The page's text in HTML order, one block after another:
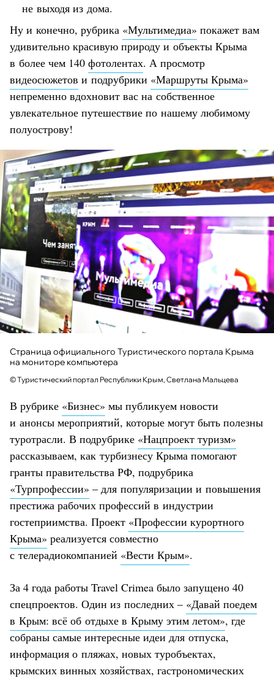
не выходя из дома.
Ну и конечно, рубрика «Мультимедиа» покажет вам
удивительно красивую природу и объекты Крыма
в более чем 140 фотолентах. А просмотр
видеосюжетов и подрубрики «Маршруты Крыма»
непременно вдохновит вас на собственное
увлекательное путешествие по нашему любимому
полуострову!
Страница официального Туристического портала Крыма
на мониторе компьютера
© Туристический портал Республики Крым, Светлана Мальцева
В рубрике «Бизнес» мы публикуем новости
и анонсы мероприятий, которые могут быть полезны
туротрасли. В подрубрике «Нацпроект туризм»
рассказываем, как турбизнесу Крыма помогают
гранты правительства РФ, подрубрика
«Турпрофессии» – для популяризации и повышения
престижа рабочих профессий в индустрии
гостеприимства. Проект «Профессии курортного
Крыма» реализуется совместно
с телерадиокомпанией «Вести Крым».
За 4 года работы Travel Crimea было запущено 40
спецпроектов. Один из последних – «Давай поедем
в Крым: всё об отдыхе в Крыму этим летом», где
собраны самые интересные идеи для отпуска,
информация о пляжах, новых туробъектах,
крымских винных хозяйствах, гастрономических